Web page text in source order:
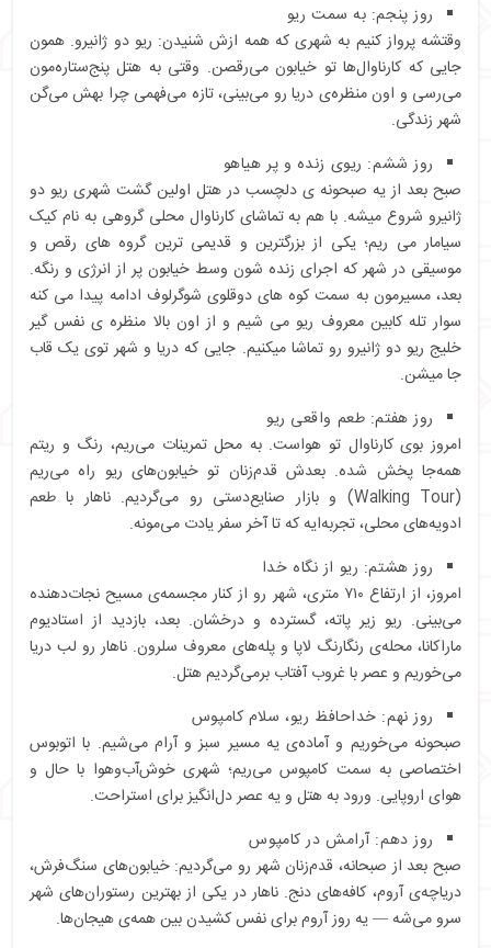
روز پنجم: به سمت ریو
وقتشه پرواز کنیم به شهری که همه ازش شنیدن: ریو دو ژانیرو. همون
جایی که کارناوال‌ها تو خیابون می‌رقصن. وقتی به هتل پنج‌ستاره‌مون
می‌رسی و اون منظره‌ی دریا رو می‌بینی، تازه می‌فهمی چرا بهش می‌گن
شهر زندگی.
روز ششم: ریوی زنده و پر هیاهو
صبح بعد از یه صبحونه ی دلچسب در هتل اولین گشت شهری ریو دو
ژانیرو شروع میشه. با هم به تماشای کارناوال محلی گروهی به نام کیک
سیامار می ریم؛ یکی از بزرگترین و قدیمی ترین گروه های رقص و
موسیقی در شهر که اجرای زنده شون وسط خیابون پر از انرژی و رنگه.
بعد، مسيرمون به سمت کوه های دوقلوی شوگرلوف ادامه پیدا می کنه
سوار تله کابین معروف ریو می شیم و از اون بالا منظره ی نفس گیر
خلیج ریو دو ژانیرو رو تماشا میکنیم. جایی که دریا و شهر توی یک قاب
جا میشن.
روز هفتم: طعم واقعی ریو
امروز بوی کارناوال تو هواست. به محل تمرینات می‌ریم، رنگ و ریتم
همه‌جا پخش شده. بعدش قدم‌زنان تو خیابون‌های ریو راه می‌ریم
(Walking Tour) و بازار صنایع‌دستی رو می‌گردیم. ناهار با طعم
ادویه‌های محلی، تجربه‌ایه که تا آخر سفر یادت می‌مونه.
روز هشتم: ریو از نگاه خدا
امروز، از ارتفاع ۷۱۰ متری، شهر رو از کنار مجسمه‌ی مسیح نجات‌دهنده
می‌بینی. ریو زیر پاته، گسترده و درخشان. بعد، بازدید از استادیوم
ماراکانا، محله‌ی رنگارنگ لاپا و پله‌های معروف سلرون. ناهار رو لب دریا
می‌خوریم و عصر با غروب آفتاب برمی‌گردیم هتل.
روز نهم: خداحافظ ریو، سلام کامپوس
صبحونه می‌خوریم و آماده‌ی یه مسیر سبز و آرام می‌شیم. با اتوبوس
اختصاصی به سمت کامپوس می‌ریم؛ شهری خوش‌آب‌وهوا با حال و
هوای اروپایی. ورود به هتل و یه عصر دل‌انگیز برای استراحت.
روز دهم: آرامش در کامپوس
صبح بعد از صبحانه، قدم‌زنان شهر رو می‌گردیم: خیابون‌های سنگ‌فرش،
دریاچه‌ی آروم، کافه‌های دنج. ناهار در یکی از بهترین رستوران‌های شهر
سرو می‌شه — یه روز آروم برای نفس کشیدن بین همه‌ی هیجان‌ها.